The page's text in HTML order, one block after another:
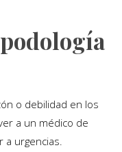
o debilidad en los
a un médico de
a urgencias.